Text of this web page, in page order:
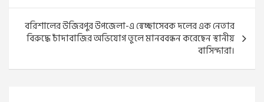
বরিশালের উজিরপুর উপজেলা-এ স্বেচ্ছাসেবক দলের এক নেতার
বিরুদ্ধে চাঁদাবাজির অভিযোগ তুলে মানববন্ধন করেছেন স্থানীয়
বাসিন্দারা।